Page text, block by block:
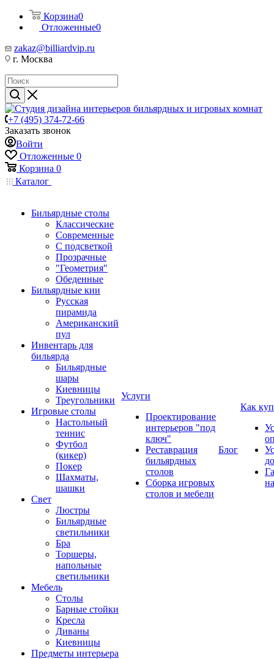
Корзина0
Отложенные0
zakaz@billiardvip.ru
г. Москва
+7 (495) 374-72-66
Заказать звонок
Войти
Отложенные 0
Корзина 0
Каталог
Бильярдные столы
Классические
Современные
С подсветкой
Прозрачные
"Геометрия"
Обеденные
Бильярдные кии
Русская
пирамида
Американский
пул
Инвентарь для
бильярда
Бильярдные
шары
Киевницы
Треугольники
Игровые столы
Настольный
теннис
Футбол
(кикер)
Покер
Шахматы,
шашки
Свет
Люстры
Бильярдные
светильники
Бра
Торшеры,
напольные
светильники
Мебель
Столы
Барные стойки
Кресла
Диваны
Киевницы
Предметы интерьера
Услуги
Проектирование
интерьеров "под
ключ"
Реставрация
бильярдных
столов
Сборка игровых
столов и мебели
Блог
Как